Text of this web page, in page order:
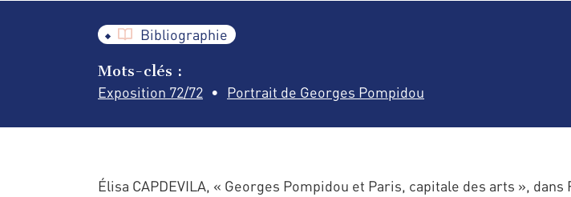
Bibliographie
Mots-clés :
Exposition 72/72 Portrait de Georges Pompidou
Élisa CAPDEVILA, « Georges Pompidou et Paris, capitale des arts »,